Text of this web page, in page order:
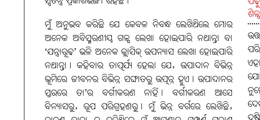
ମୁଁ ଅନୁଭବ କରିଛି ଯେ କେବଳ ନିବନ୍ଧ ଲେଖିଥିଲେ ମୋର
ଅନେକ ଅବିସ୍ମରଣୀୟ ଗଳ୍ପ ଲେଖା ହୋଇପାରି ନଥାନ୍ତା ବା
‘ଯନ୍ତ୍ରାରୂଢ’ ଭଳି ଅନେକ କ୍ଲାସିକ୍‌ ଉପନ୍ୟାସ ଲେଖା ହୋଇପାରି
ନଥାନ୍ତା। କହିବାର ତାତ୍ପର୍ଯ୍ୟ ହେଲା ଯେ, ଉପାଦାନ ବିଭିନ୍ନ
ଭୂମିରେ ଜୀବନର ବିଭିନ୍ନ ସଙ୍ଘାତରୁ ଉତ୍ପନ୍ନ ହୁଏ। ଉପାଦାନର
ସ୍ତରରେ ତା’ର ବର୍ଗୀକରଣ ନାହିଁ। ବର୍ଗୀକରଣ ଆସେ
ବିନ୍ୟାସରୁ, ରୂପ ପରିଗ୍ରହଣରୁ। ମୁଁ ଭିନ୍ନ ବର୍ଗରେ ଲେଖିଛି,